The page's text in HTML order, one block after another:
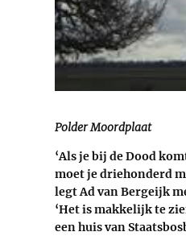
Polder Moordplaat
‘Als je bij de Dood
moet je driehonderd
legt Ad van Bergeijk
‘Het is makkelijk te
een huis van